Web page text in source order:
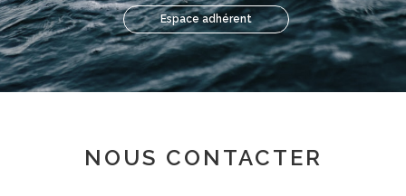
Espace adhérent
NOUS CONTACTER